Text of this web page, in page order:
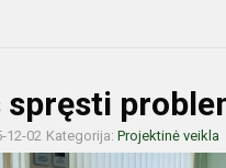
12-02 Kategorija: Projektinė veikla